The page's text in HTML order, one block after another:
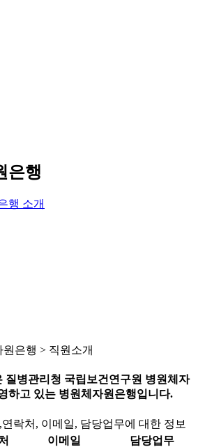
은행
행 소개
원은행 > 직원소개
질병관리청 국립보건연구원 병원체자
하고 있는 병원체자원은행입니다.
락처, 이메일, 담당업무에 대한 정보
이메일 담당업무